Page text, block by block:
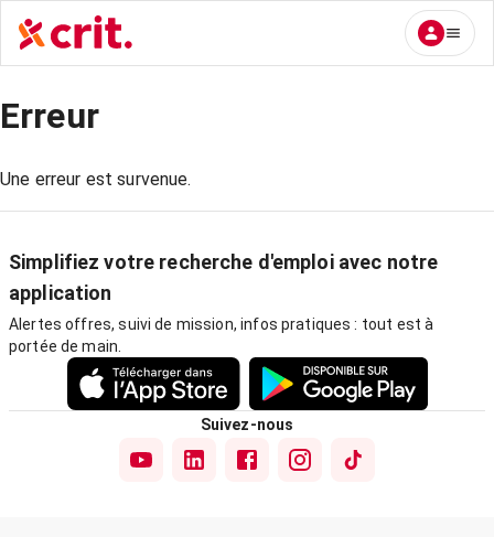
Erreur
Une erreur est survenue.
Simplifiez votre recherche d'emploi avec notre
application
Alertes offres, suivi de mission, infos pratiques : tout est à
portée de main.
Suivez-nous